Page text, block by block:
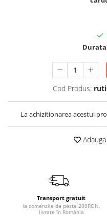
Cod Produs:
La achizitionarea acestui
Transport gratuit
la comenzile de peste 200RON,
livrate în România